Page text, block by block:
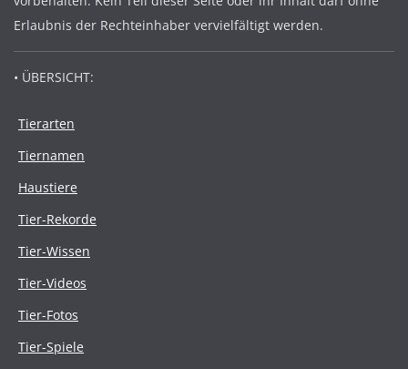
Erlaubnis der Rechteinhaber vervielfältigt werden.
• ÜBERSICHT:
Tierarten
Tiernamen
Haustiere
Tier-Rekorde
Tier-Wissen
Tier-Videos
Tier-Fotos
Tier-Spiele